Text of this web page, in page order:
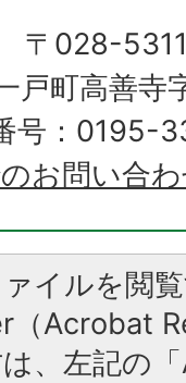
〒028-
戸町高善寺
号：0195-
お問い合
イルを閲
（Acrobat
、左記の